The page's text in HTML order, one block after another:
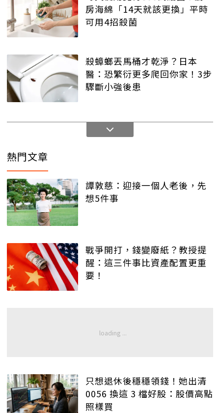
房海綿「14天就該更換」平時
可用4招殺菌
殺蟑螂丟馬桶才乾淨？日本
醫：恐繁衍更多爬回你家！3步
驟斷小強後患
熱門文章
譚敦慈：迎接一個人老後，先
想5件事
戰爭開打，錢變廢紙？教授提
醒：這三件事比資產配置更重
要！
只想退休後穩穩領錢！她出清
0056 換這 3 檔好股：股價高點
照樣買